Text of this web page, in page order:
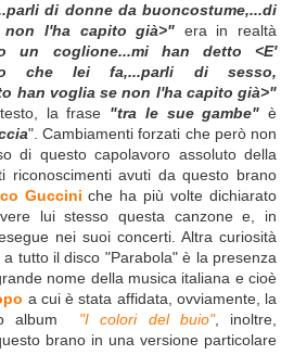
di donne da buoncostume,...di
l'ha capito già>" era in realtà
un coglione...mi han detto <E'
che lei fa,...parli di sesso,
han voglia se non l'ha capito già>"
la frase "tra le sue gambe" è
". Cambiamenti forzati che però non
di questo capolavoro assoluto della
riconoscimenti avuti da questo brano
Guccini che ha più volte dichiarato
lui stesso questa canzone e, in
nei suoi concerti. Altra curiosità
tutto il disco "Parabola" è la presenza
nome della musica italiana e cioè
a cui è stata affidata, ovviamente, la
album
"I colori del buio", inoltre,
brano in una versione particolare